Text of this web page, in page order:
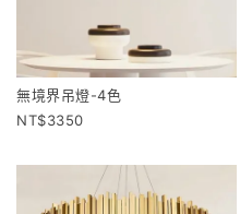
無境界吊燈-4色
3350